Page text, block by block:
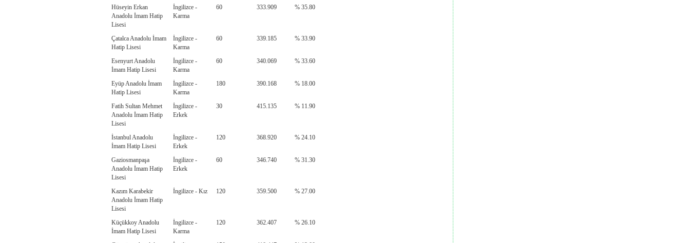
Hüseyin Erkan
Anadolu İmam Hatip
Lisesi
İngilizce -
Karma
60 333.909 % 35.80
Çatalca Anadolu İmam
Hatip Lisesi
İngilizce -
Karma
60 339.185 % 33.90
Esenyurt Anadolu
İmam Hatip Lisesi
İngilizce -
Karma
60 340.069 % 33.60
Eyüp Anadolu İmam
Hatip Lisesi
İngilizce -
Karma
180 390.168 % 18.00
Fatih Sultan Mehmet
Anadolu İmam Hatip
Lisesi
İngilizce -
Erkek
30 415.135 % 11.90
İstanbul Anadolu
İmam Hatip Lisesi
İngilizce -
Erkek
120 368.920 % 24.10
Gaziosmanpaşa
Anadolu İmam Hatip
Lisesi
İngilizce -
Erkek
60 346.740 % 31.30
Kazım Karabekir
Anadolu İmam Hatip
Lisesi
İngilizce - Kız 120 359.500 % 27.00
Küçükkoy Anadolu
İmam Hatip Lisesi
İngilizce -
Karma
120 362.407 % 26.10